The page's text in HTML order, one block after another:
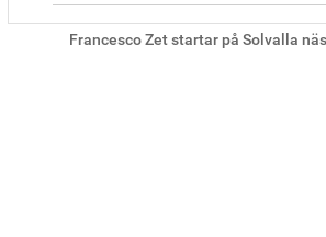
Francesco Zet startar på Solvalla